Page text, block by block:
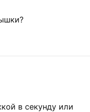
в секунду или